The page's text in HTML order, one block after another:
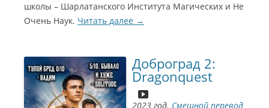
школы – Шарлатанского Института Магических и Не
Очень Наук. Читать далее →
Доброград 2:
Dragonquest
2023 год. Смешной перевод